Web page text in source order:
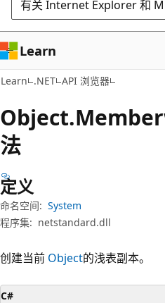
有关 Internet Explorer 和
Learn
Learn .NET API 浏览器
Object.
法
定义
命名空间: System
程序集: netstandard.dll
创建当前 Object的浅表副本。
C#